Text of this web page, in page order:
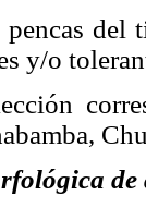
pencas
y/o
de